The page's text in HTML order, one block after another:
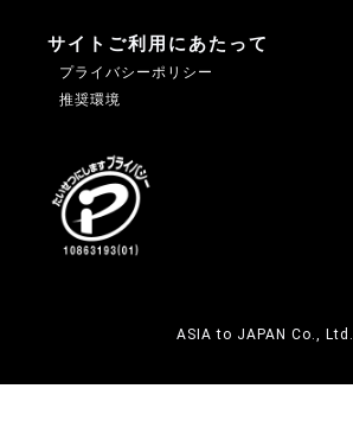
サイトご利用にあたって
プライバシーポリシー
推奨環境
ASIA to JAPAN Co., Ltd.